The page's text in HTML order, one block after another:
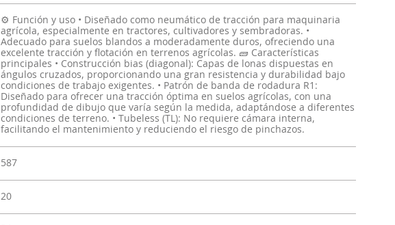
⚙️ Función y uso • Diseñado como neumático de tracción para maquinaria
agrícola, especialmente en tractores, cultivadores y sembradoras. •
Adecuado para suelos blandos a moderadamente duros, ofreciendo una
excelente tracción y flotación en terrenos agrícolas. 🧱 Características
principales • Construcción bias (diagonal): Capas de lonas dispuestas en
ángulos cruzados, proporcionando una gran resistencia y durabilidad bajo
condiciones de trabajo exigentes. • Patrón de banda de rodadura R1:
Diseñado para ofrecer una tracción óptima en suelos agrícolas, con una
profundidad de dibujo que varía según la medida, adaptándose a diferentes
condiciones de terreno. • Tubeless (TL): No requiere cámara interna,
facilitando el mantenimiento y reduciendo el riesgo de pinchazos.
587
20